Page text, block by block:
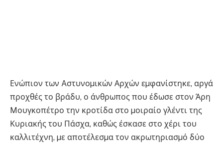
Ενώπιον των Aστυνοµικών Αρχών εµφανίστηκε, αργά
προχθές το βράδυ, ο άνθρωπος που έδωσε στον Άρη
Mουγκοπέτρο την κροτίδα στο µοιραίο γλέντι της
Κυριακής του Πάσχα, καθώς έσκασε στο χέρι του
καλλιτέχνη, µε αποτέλεσµα τον ακρωτηριασµό δύο